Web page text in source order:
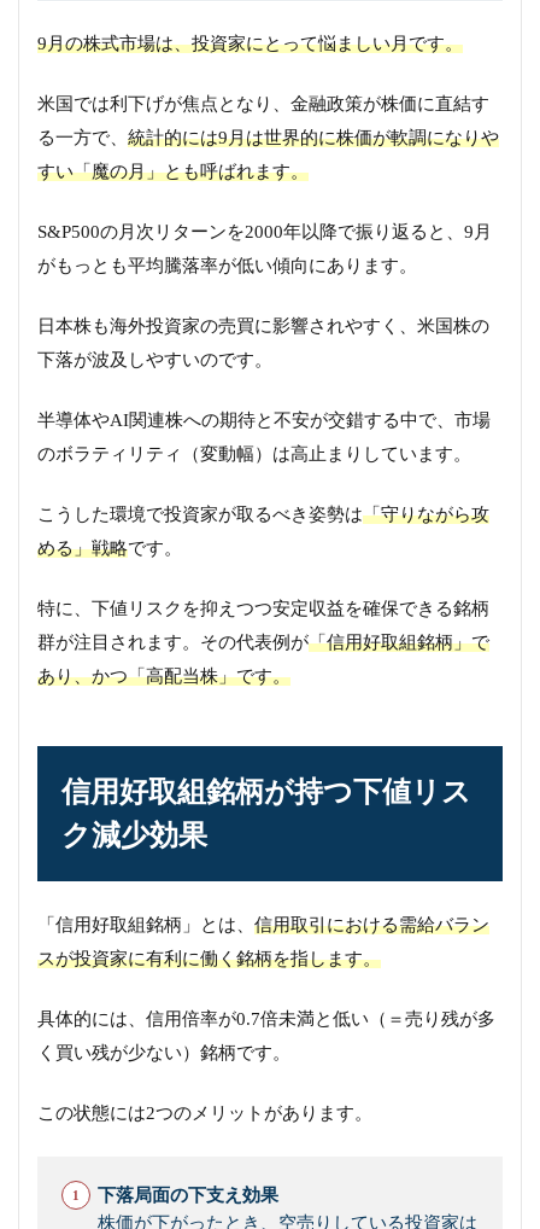
9月の株式市場は、投資家にとって悩ましい月です。
米国では利下げが焦点となり、金融政策が株価に直結す
る一方で、 統計的には9月は世界的に株価が軟調になりや
すい「魔の月」とも呼ばれます。
S&P500の月次リターンを2000年以降で振り返ると、9月
がもっとも平均騰落率が低い傾向にあります。
日本株も海外投資家の売買に影響されやすく、米国株の
下落が波及しやすいのです。
半導体やAI関連株への期待と不安が交錯する中で、市場
のボラティリティ（変動幅）は高止まりしています。
こうした環境で投資家が取るべき姿勢は「守りながら攻
める」戦略です。
特に、下値リスクを抑えつつ安定収益を確保できる銘柄
群が注目されます。その代表例が「信用好取組銘柄」で
あり、かつ「高配当株」です。
信用好取組銘柄が持つ下値リス
ク減少効果
「信用好取組銘柄」とは、 信用取引における需給バラン
スが投資家に有利に働く銘柄を指します。
具体的には、信用倍率が0.7倍未満と低い（＝売り残が多
く買い残が少ない）銘柄です。
この状態には2つのメリットがあります。
下落局面の下支え効果
株価が下がったとき、空売りしている投資家は